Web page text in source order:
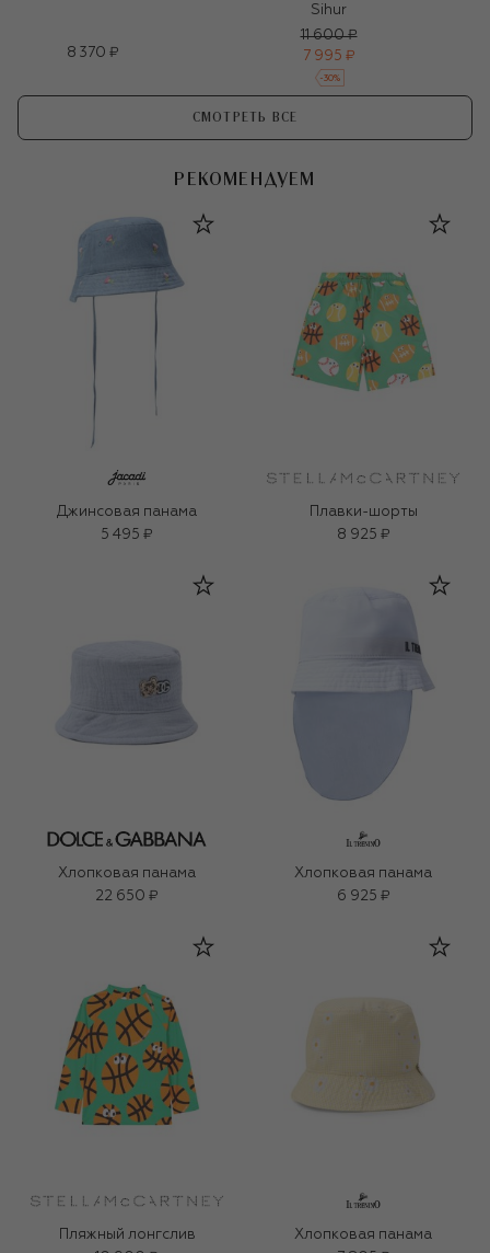
8 370 ₽
Sihur
11 600 ₽
7 995 ₽
-30%
СМОТРЕТЬ ВСЕ
РЕКОМЕНДУЕМ
Джинсовая панама
5 495 ₽
Плавки-шорты
8 925 ₽
Хлопковая панама
22 650 ₽
Хлопковая панама
6 925 ₽
Пляжный лонгслив
Хлопковая панама